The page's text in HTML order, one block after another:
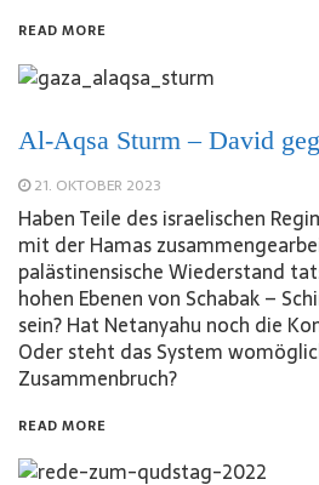
READ MORE
Al-Aqsa Sturm – David
21. OKTOBER 2023
Haben Teile des israelischen
mit der Hamas
palästinensische Wiederstand
hohen Ebenen von Schabak –
sein? Hat Netanyahu noch die
Oder steht das System
Zusammenbruch?
READ MORE